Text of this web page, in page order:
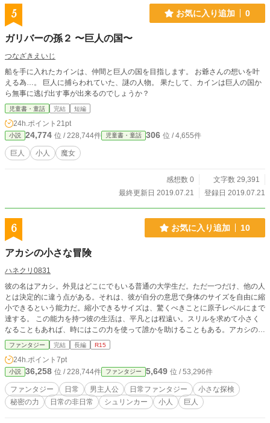
5 お気に入り追加 0
ガリバーの孫２ 〜巨人の国〜
つなざきえいじ
船を手に入れたカインは、仲間と巨人の国を目指します。 お爺さんの想いを叶
える為…。 巨人に捕らわれていた、謎の人物。 果たして、カインは巨人の国か
ら無事に逃げ出す事が出来るのでしょうか？
児童書・童話 完結 短編
24h.ポイント 21pt
小説 24,774 位 / 228,744件 児童書・童話 306 位 / 4,655件
巨人 小人 魔女
感想数 0
文字数 29,391
最終更新日 2019.07.21
登録日 2019.07.21
6 お気に入り追加 10
アカシの小さな冒険
ハネクリ0831
彼の名はアカシ。外見はどこにでもいる普通の大学生だ。ただ一つだけ、他の人
とは決定的に違う点がある。それは、彼が自分の意思で身体のサイズを自由に縮
小できるという能力だ。縮小できるサイズは、驚くべきことに原子レベルにまで
達する。 この能力を持つ彼の生活は、平凡とは程遠い。スリルを求めて小さく
なることもあれば、時にはこの力を使って誰かを助けることもある。アカシの
日々は一見普通に見えるが、実際には驚きと危険に満ちている。 これは、そん
な彼のある日常を描いた物語である。
ファンタジー 完結 長編 R15
24h.ポイント 7pt
小説 36,258 位 / 228,744件 ファンタジー 5,649 位 / 53,296件
ファンタジー 日常 男主人公 日常ファンタジー
小さな探検
秘密の力
日常の非日常 シュリンカー 小人 巨人